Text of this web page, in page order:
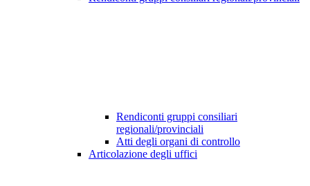
Rendiconti gruppi consiliari
regionali/provinciali
Atti degli organi di controllo
Articolazione degli uffici